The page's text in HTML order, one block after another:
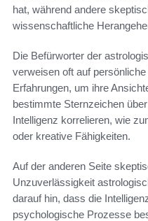
hat, während andere
wissenschaftliche
Die Befürworter der
verweisen oft auf
Erfahrungen, um ihre
bestimmte Sternzeichen
Intelligenz korrelieren, wie
oder kreative Fähigkeiten.
Auf der anderen Seite
Unzuverlässigkeit
darauf hin, dass die
psychologische Prozesse